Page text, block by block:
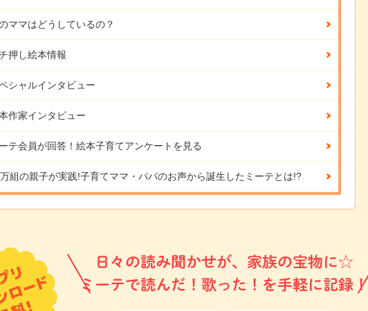
ママはどうしているの？
押し絵本情報
シャルインタビュー
作家インタビュー
テ会員が回答！ 絵本子育てアンケートを見る
組の親子が実践!子育てママ・パパのお声から誕生したミーテとは!?
日々の読み聞かせが、家族の宝物に☆
ミーテで読んだ！歌った！を手軽に記録！